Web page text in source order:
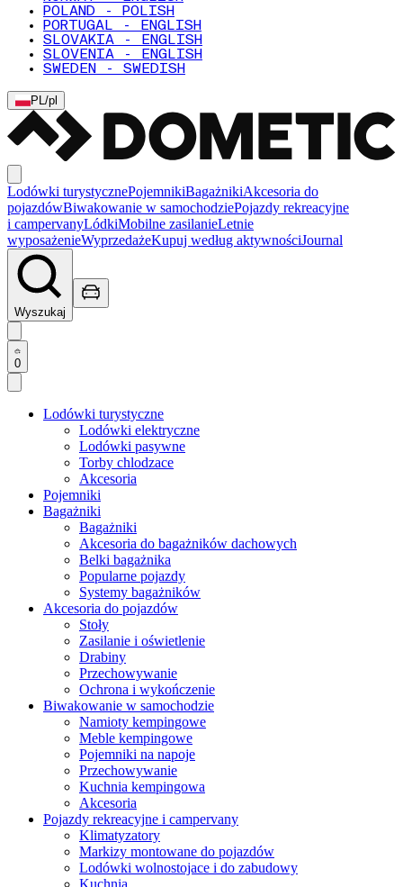
POLAND - POLISH
PORTUGAL - ENGLISH
SLOVAKIA - ENGLISH
SLOVENIA - ENGLISH
SWEDEN - SWEDISH
PL/pl
Lodówki turystycznePojemnikiBagażnikiAkcesoria do
pojazdówBiwakowanie w samochodziePojazdy rekreacyjne
i campervanyLódkiMobilne zasilanieLetnie
wyposażenieWyprzedażeKupuj według aktywnościJournal
Wyszukaj
0
Lodówki turystyczne
Lodówki elektryczne
Lodówki pasywne
Torby chlodzace
Akcesoria
Pojemniki
Bagażniki
Bagażniki
Akcesoria do bagażników dachowych
Belki bagażnika
Popularne pojazdy
Systemy bagażników
Akcesoria do pojazdów
Stoły
Zasilanie i oświetlenie
Drabiny
Przechowywanie
Ochrona i wykończenie
Biwakowanie w samochodzie
Namioty kempingowe
Meble kempingowe
Pojemniki na napoje
Przechowywanie
Kuchnia kempingowa
Akcesoria
Pojazdy rekreacyjne i campervany
Klimatyzatory
Markizy montowane do pojazdów
Lodówki wolnostojace i do zabudowy